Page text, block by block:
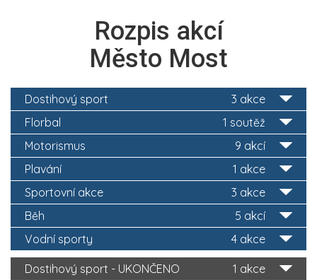
Rozpis akcí
Město Most
3 akce
Dostihový sport
1 soutěž
Florbal
9 akcí
Motorismus
1 akce
Plavání
3 akce
Sportovní akce
5 akcí
Běh
4 akce
Vodní sporty
1 akce
Dostihový sport - UKONČENO